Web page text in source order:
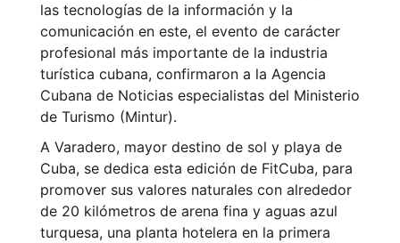
las tecnologías de la información y la
comunicación en este, el evento de carácter
profesional más importante de la industria
turística cubana, confirmaron a la Agencia
Cubana de Noticias especialistas del Ministerio
de Turismo (Mintur).
A Varadero, mayor destino de sol y playa de
Cuba, se dedica esta edición de FitCuba, para
promover sus valores naturales con alrededor
de 20 kilómetros de arena fina y aguas azul
turquesa, una planta hotelera en la primera